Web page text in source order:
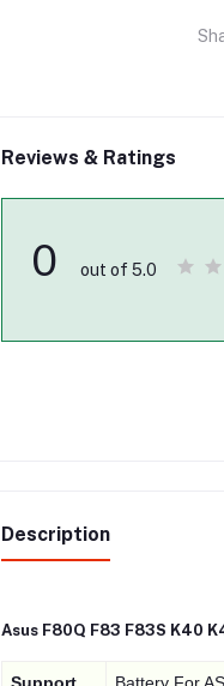
Reviews & Ratings
0 out of 5.0
Description
Asus F80Q F83 F83S K40
Support
Battery For